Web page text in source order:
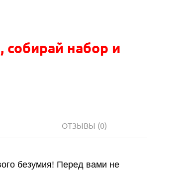
собирай набор и
ОТЗЫВЫ (0)
безумия! Перед вами не